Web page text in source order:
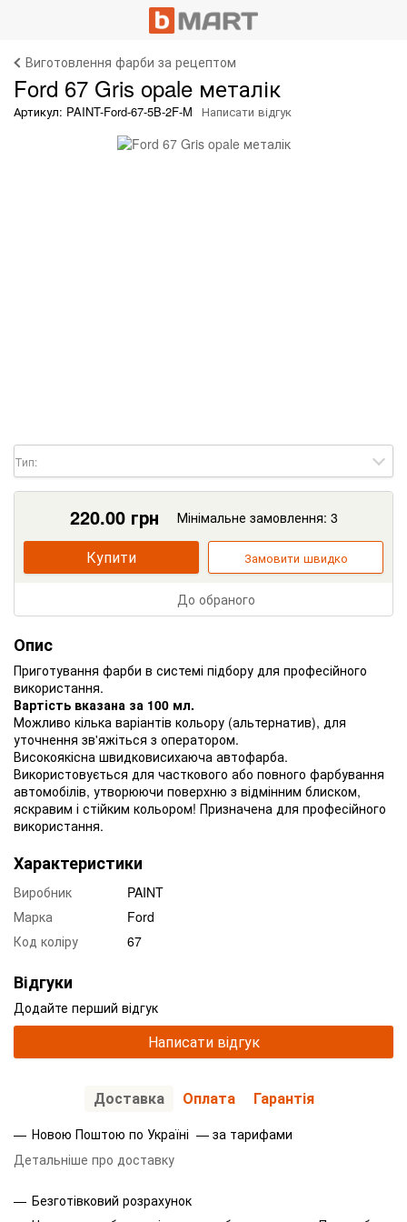
Виготовлення фарби за рецептом
Ford 67 Gris opale металік
Артикул: PAINT-Ford-67-5B-2F-M Написати відгук
Тип:
220.00грн Мінімальне замовлення: 3
Купити Замовити швидко
До обраного
Опис
Приготування фарби в системі підбору для професійного
використання.
Вартість вказана за 100 мл.
Можливо кілька варіантів кольору (альтернатив), для
уточнення зв'яжіться з оператором.
Високоякісна швидковисихаюча автофарба.
Використовується для часткового або повного фарбування
автомобілів, утворюючи поверхню з відмінним блиском,
яскравим і стійким кольором! Призначена для професійного
використання.
Характеристики
Виробник
PAINT
Марка
Ford
Код коліру
67
Відгуки
Додайте перший відгук
Написати відгук
Доставка Оплата Гарантія
Новою Поштою по Україні — за тарифами
Детальніше про доставку
Безготівковий розрахунок